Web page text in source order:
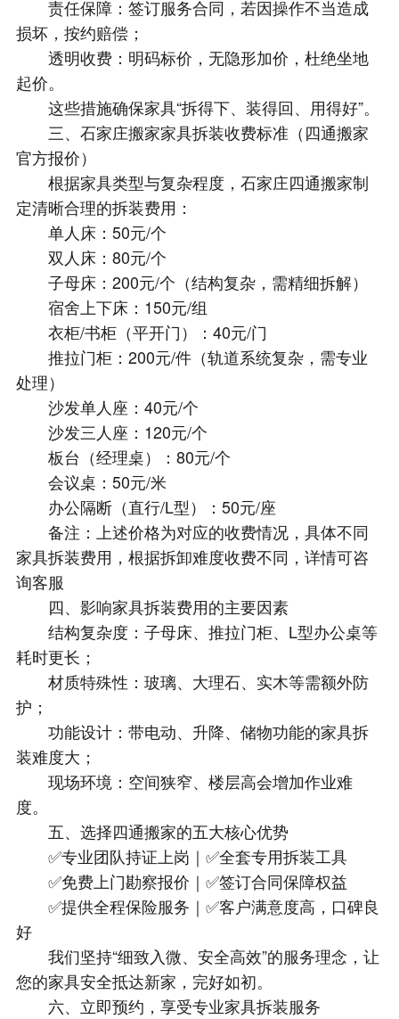
责任保障：签订服务合同，若因操作不当造成
损坏，按约赔偿；
透明收费：明码标价，无隐形加价，杜绝坐地
起价。
这些措施确保家具“拆得下、装得回、用得好”。
三、石家庄搬家家具拆装收费标准（四通搬家
官方报价）
根据家具类型与复杂程度，石家庄四通搬家制
定清晰合理的拆装费用：
单人床：50元/个
双人床：80元/个
子母床：200元/个（结构复杂，需精细拆解）
宿舍上下床：150元/组
衣柜/书柜（平开门）：40元/门
推拉门柜：200元/件（轨道系统复杂，需专业
处理）
沙发单人座：40元/个
沙发三人座：120元/个
板台（经理桌）：80元/个
会议桌：50元/米
办公隔断（直行/L型）：50元/座
备注：上述价格为对应的收费情况，具体不同
家具拆装费用，根据拆卸难度收费不同，详情可咨
询客服
四、影响家具拆装费用的主要因素
结构复杂度：子母床、推拉门柜、L型办公桌等
耗时更长；
材质特殊性：玻璃、大理石、实木等需额外防
护；
功能设计：带电动、升降、储物功能的家具拆
装难度大；
现场环境：空间狭窄、楼层高会增加作业难
度。
五、选择四通搬家的五大核心优势
✅专业团队持证上岗｜✅全套专用拆装工具
✅免费上门勘察报价｜✅签订合同保障权益
✅提供全程保险服务｜✅客户满意度高，口碑良
好
我们坚持“细致入微、安全高效”的服务理念，让
您的家具安全抵达新家，完好如初。
六、立即预约，享受专业家具拆装服务